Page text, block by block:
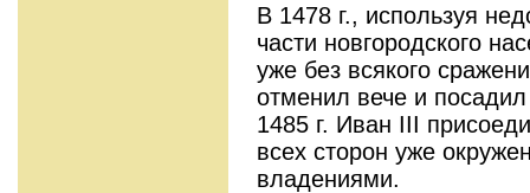
В 1478 г., используя
части новгородского
уже без всякого
отменил вече и
1485 г. Иван III
всех сторон уже
владениями.